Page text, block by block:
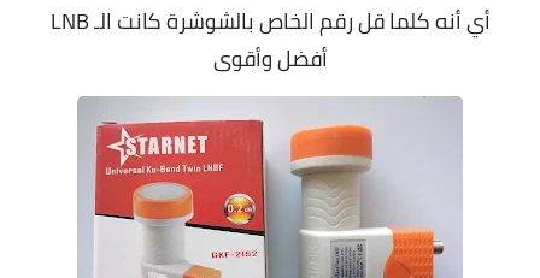
أي أنه كلما قل رقم الخاص بالشوشرة كانت الـ LNB
أفضل وأقوى